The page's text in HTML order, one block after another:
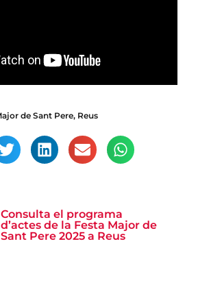
aquí!
i la primera tronada
de Sant Pere, Reus
Consulta el programa
d’actes de la Festa Major de
Sant Pere 2025 a Reus